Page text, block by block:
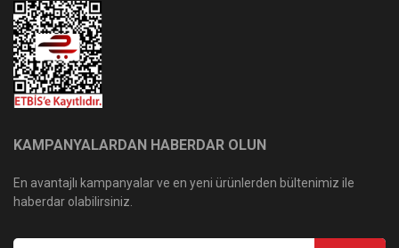
KAMPANYALARDAN HABERDAR OLUN
En avantajlı kampanyalar ve en yeni ürünlerden bültenimiz ile
haberdar olabilirsiniz.